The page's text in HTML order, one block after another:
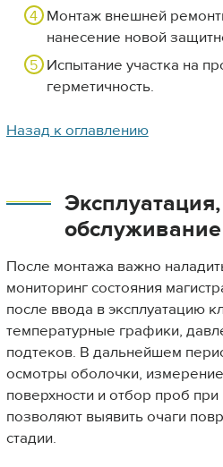
Монтаж внешней
нанесение новой
Испытание участка на
герметичность.
Назад к оглавлению
обслуживание
После монтажа важно
мониторинг состояния
после ввода в эксплуатацию
температурные графики,
подтеков. В дальнейшем
осмотры оболочки,
поверхности и отбор проб
позволяют выявить очаги
стадии.